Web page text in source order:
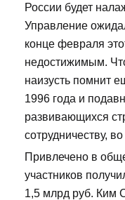
России будет
Управление
конце февраля
недостижимым.
наизусть помнит
1996 года и
развивающихся
сотрудничеству,
Привлечено в
участников
1,5 млрд руб. Ким